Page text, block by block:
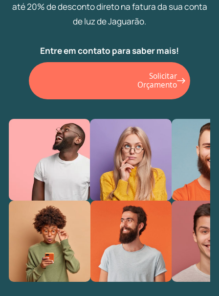
até 20% de desconto direto na fatura da sua conta
de luz de Jaguarão.
Entre em contato para saber mais!
Solicitar
Orçamento